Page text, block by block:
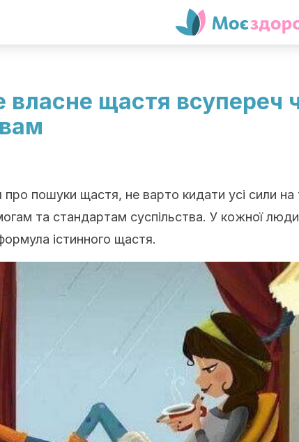
власне щастя всупереч
про пошуки щастя, не варто кидати усі сили на
та стандартам суспільства. У кожної
істинного щастя.